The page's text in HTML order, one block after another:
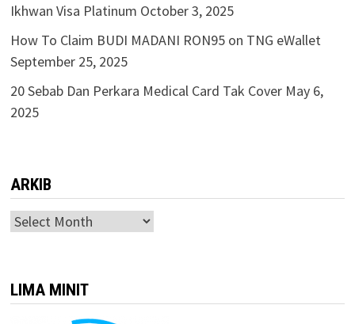
Ikhwan Visa Platinum October 3, 2025
How To Claim BUDI MADANI RON95 on TNG eWallet
September 25, 2025
20 Sebab Dan Perkara Medical Card Tak Cover May 6,
2025
ARKIB
ARKIB
LIMA MINIT